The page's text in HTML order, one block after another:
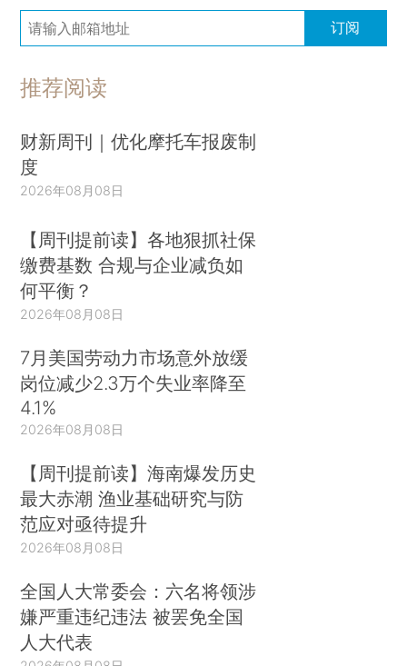
订阅
推荐阅读
财新周刊｜优化摩托车报废制
度
2026年08月08日
【周刊提前读】各地狠抓社保
缴费基数 合规与企业减负如
何平衡？
2026年08月08日
7月美国劳动力市场意外放缓
岗位减少2.3万个失业率降至
4.1%
2026年08月08日
【周刊提前读】海南爆发历史
最大赤潮 渔业基础研究与防
范应对亟待提升
2026年08月08日
全国人大常委会：六名将领涉
嫌严重违纪违法 被罢免全国
人大代表